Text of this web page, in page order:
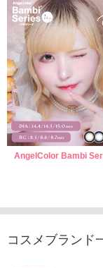
AngelColor Bambi
コスメブランド